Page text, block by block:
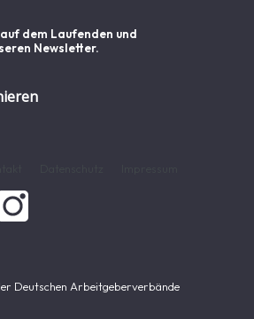
dem Laufenden und
Newsletter.
Deutschen Arbeitgeberverbände